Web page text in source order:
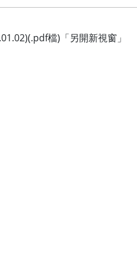
檔)「另開新視窗」